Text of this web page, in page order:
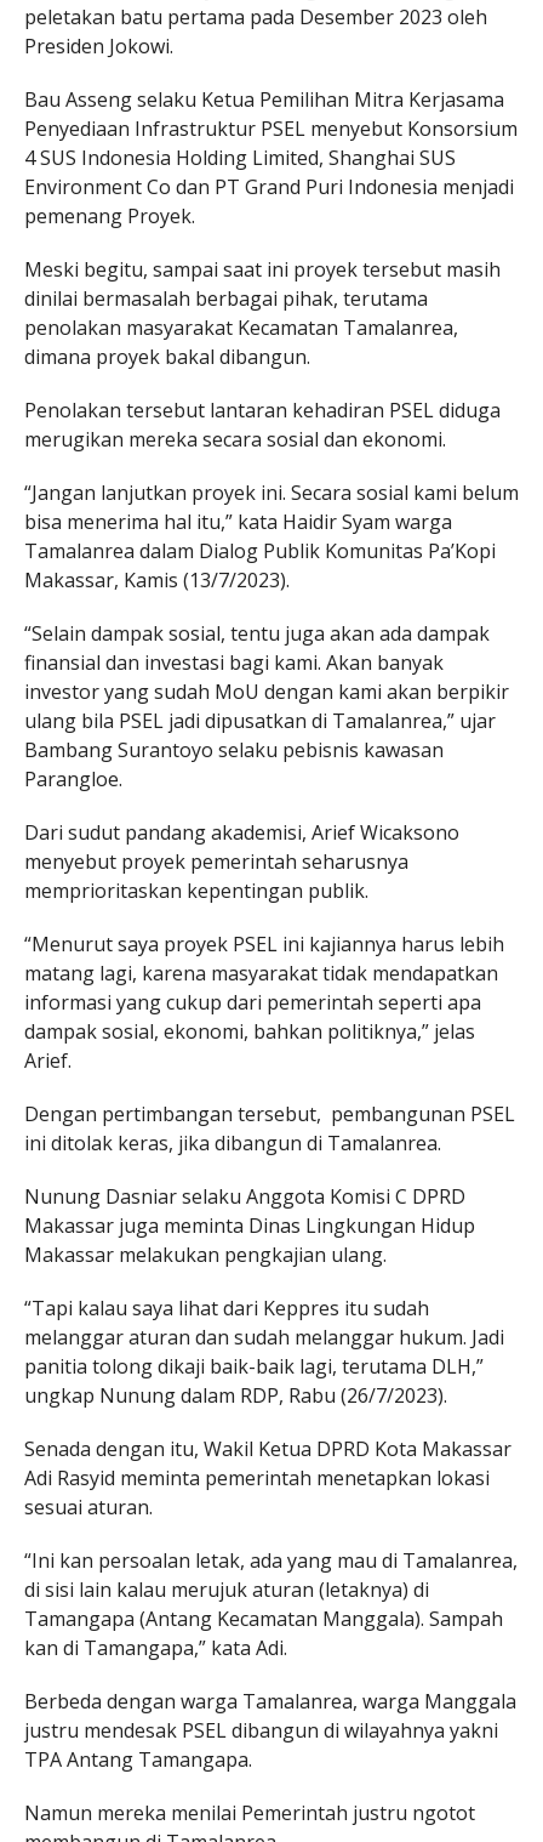
peletakan batu pertama pada Desember 2023 oleh
Presiden Jokowi.
Bau Asseng selaku Ketua Pemilihan Mitra Kerjasama
Penyediaan Infrastruktur PSEL menyebut Konsorsium
4 SUS Indonesia Holding Limited, Shanghai SUS
Environment Co dan PT Grand Puri Indonesia menjadi
pemenang Proyek.
Meski begitu, sampai saat ini proyek tersebut masih
dinilai bermasalah berbagai pihak, terutama
penolakan masyarakat Kecamatan Tamalanrea,
dimana proyek bakal dibangun.
Penolakan tersebut lantaran kehadiran PSEL diduga
merugikan mereka secara sosial dan ekonomi.
“Jangan lanjutkan proyek ini. Secara sosial kami belum
bisa menerima hal itu,” kata Haidir Syam warga
Tamalanrea dalam Dialog Publik Komunitas Pa’Kopi
Makassar, Kamis (13/7/2023).
“Selain dampak sosial, tentu juga akan ada dampak
finansial dan investasi bagi kami. Akan banyak
investor yang sudah MoU dengan kami akan berpikir
ulang bila PSEL jadi dipusatkan di Tamalanrea,” ujar
Bambang Surantoyo selaku pebisnis kawasan
Parangloe.
Dari sudut pandang akademisi, Arief Wicaksono
menyebut proyek pemerintah seharusnya
memprioritaskan kepentingan publik.
“Menurut saya proyek PSEL ini kajiannya harus lebih
matang lagi, karena masyarakat tidak mendapatkan
informasi yang cukup dari pemerintah seperti apa
dampak sosial, ekonomi, bahkan politiknya,” jelas
Arief.
Dengan pertimbangan tersebut, pembangunan PSEL
ini ditolak keras, jika dibangun di Tamalanrea.
Nunung Dasniar selaku Anggota Komisi C DPRD
Makassar juga meminta Dinas Lingkungan Hidup
Makassar melakukan pengkajian ulang.
“Tapi kalau saya lihat dari Keppres itu sudah
melanggar aturan dan sudah melanggar hukum. Jadi
panitia tolong dikaji baik-baik lagi, terutama DLH,”
ungkap Nunung dalam RDP, Rabu (26/7/2023).
Senada dengan itu, Wakil Ketua DPRD Kota Makassar
Adi Rasyid meminta pemerintah menetapkan lokasi
sesuai aturan.
“Ini kan persoalan letak, ada yang mau di Tamalanrea,
di sisi lain kalau merujuk aturan (letaknya) di
Tamangapa (Antang Kecamatan Manggala). Sampah
kan di Tamangapa,” kata Adi.
Berbeda dengan warga Tamalanrea, warga Manggala
justru mendesak PSEL dibangun di wilayahnya yakni
TPA Antang Tamangapa.
Namun mereka menilai Pemerintah justru ngotot